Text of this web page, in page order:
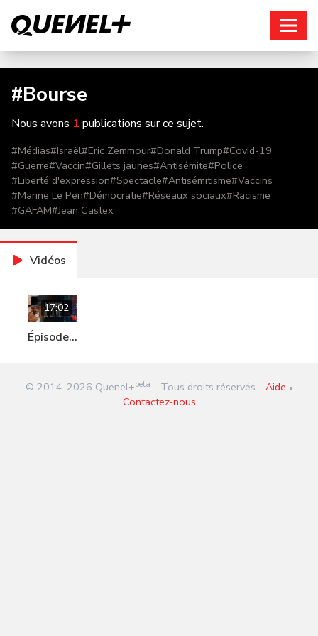
#Bourse
Nous avons 1 publications sur ce sujet.
#Médias#Israël#Eric Zemmour#Donald Trump#Covid-19
#Guerre#Vaccin#Gillets jaunes#Antisémite#Police
#Liberté d'expression#Spectacle#Antisémitisme#Vaccins
#Marine Le Pen#Démocratie#Réseaux sociaux#Racisme
#GAFAM#Jean Castex
Vidéos
17:02
Épisode
ou la vie
© 2014-2026 Quenel+ beta - Tous droits réservés - Aide •
Contactez-nous